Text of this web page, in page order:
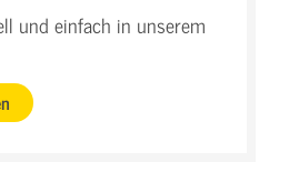
und einfach in unserem